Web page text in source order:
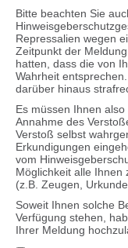
Bitte beachten Sie
Repressalien wegen
Zeitpunkt der
hatten, dass die von
Wahrheit
darüber hinaus
Es müssen Ihnen
Annahme des
Verstoß selbst
Erkundigungen
vom
Möglichkeit alle Ihnen
(z.B. Zeugen,
Soweit Ihnen solche
Verfügung stehen,
Ihrer Meldung